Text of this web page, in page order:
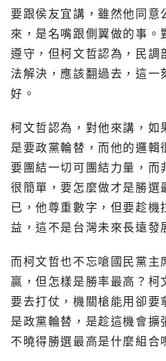
要跟侯友宜講，雖然他同意
來，是名嘴跟側翼做的事
遵守，但柯文哲認為，民調
法解決，應該翻過去，這一
好。
柯文哲認為，對他來講，如
是要政黨輪替，而他的邏輯
要團結一切可團結力量，而
很簡單，要怎麼做才是勝選
已，他尊重數字，但要趁機
益，這不是台灣未來長遠發
而柯文哲也不忘嗆國民黨主
贏，但怎樣是勝率最高？柯
要去打仗，機關槍能用卻要
是政黨輪替，是趁這機會擴
不曉得勝選最高是什麼組合